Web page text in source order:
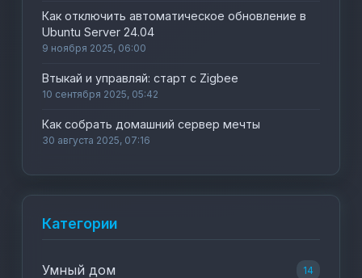
Как отключить автоматическое обновление в
Ubuntu Server 24.04
9 ноября 2025, 06:00
Втыкай и управляй: старт с Zigbee
10 сентября 2025, 05:42
Как собрать домашний сервер мечты
30 августа 2025, 07:16
Категории
Умный дом 14